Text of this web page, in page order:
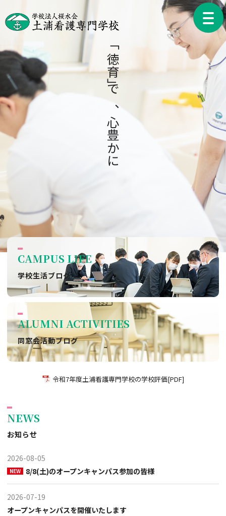
content
toggle
「徳育」で、心豊かに
CAMPUS LIFE
学校生活ブログ
ALUMNI ACTIVITIES
同窓会活動ブログ
令和7年度土浦看護専門学校の学校評価[PDF]
NEWS
お知らせ
2026-08-05
NEW 8/8(土)のオープンキャンパス参加の皆様
2026-07-19
オープンキャンパスを開催いたします